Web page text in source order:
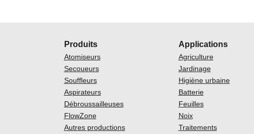
Produits
Atomiseurs
Secoueurs
Souffleurs
Aspirateurs
Débroussailleuses
FlowZone
Autres productions
Applications
Agriculture
Jardinage
Higiène urbaine
Batterie
Feuilles
Noix
Traitements